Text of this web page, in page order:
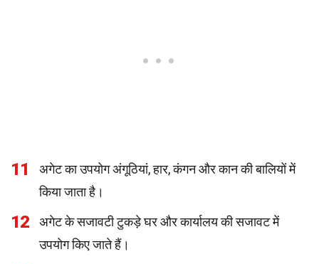
11
अगेट का उपयोग अंगूठियां, हार, कंगन और कान की बालियों में
किया जाता है।
12
अगेट के सजावटी टुकड़े घर और कार्यालय की सजावट में
उपयोग किए जाते हैं।